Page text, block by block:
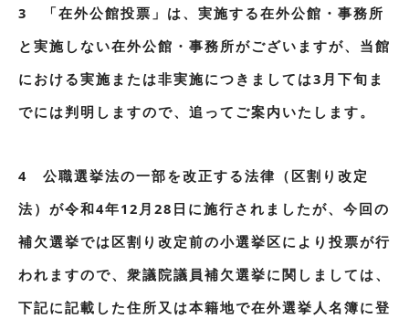
3 「在外公館投票」は、実施する在外公館・事務所
と実施しない在外公館・事務所がございますが、当館
における実施または非実施につきましては3月下旬ま
でには判明しますので、追ってご案内いたします。
4 公職選挙法の一部を改正する法律（区割り改定
法）が令和4年12月28日に施行されましたが、今回の
補欠選挙では区割り改定前の小選挙区により投票が行
われますので、衆議院議員補欠選挙に関しましては、
下記に記載した住所又は本籍地で在外選挙人名簿に登